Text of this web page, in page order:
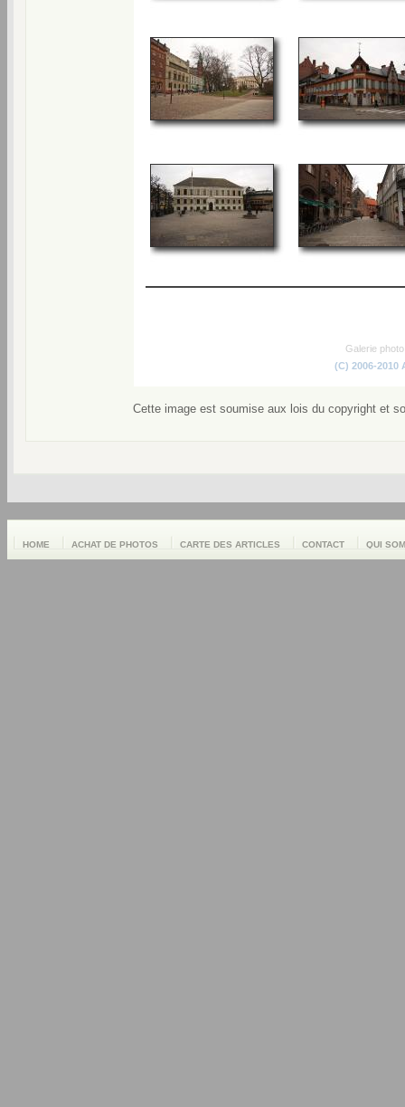
Galerie
(C) 2006-2010
Cette image est soumise aux lois du copyright et
HOME ACHAT DE PHOTOS CARTE DES ARTICLES CONTACT QUI